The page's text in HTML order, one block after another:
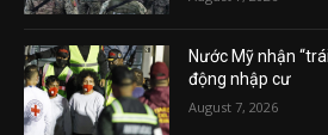
Nước Mỹ nhận
động nhập cư
August 7, 2026